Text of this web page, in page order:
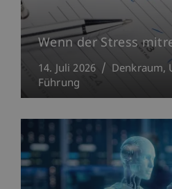
Wenn der Stress
14. Juli 2026 Denkraum
Führung